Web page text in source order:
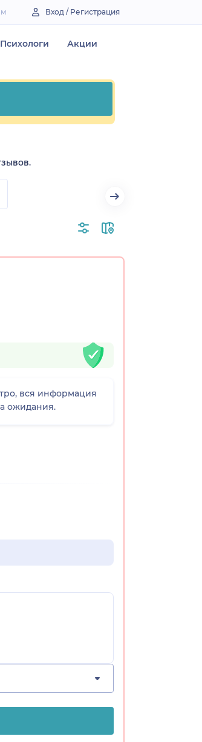
Вход / Регистрация
Психологи Акции
вся информация
ожидания.